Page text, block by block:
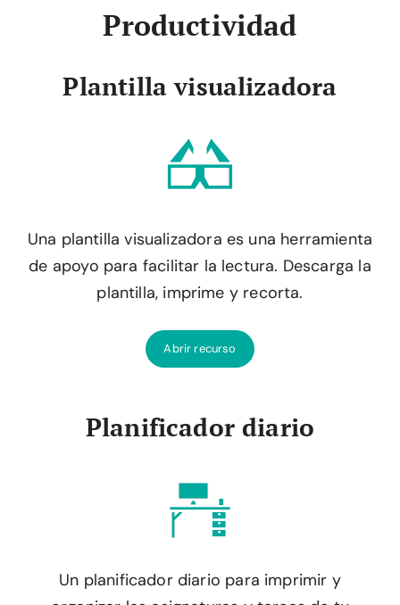
Productividad
Plantilla visualizadora
Una plantilla visualizadora es una herramienta
de apoyo para facilitar la lectura. Descarga la
plantilla, imprime y recorta.
Abrir recurso
Planificador diario
Un planificador diario para imprimir y